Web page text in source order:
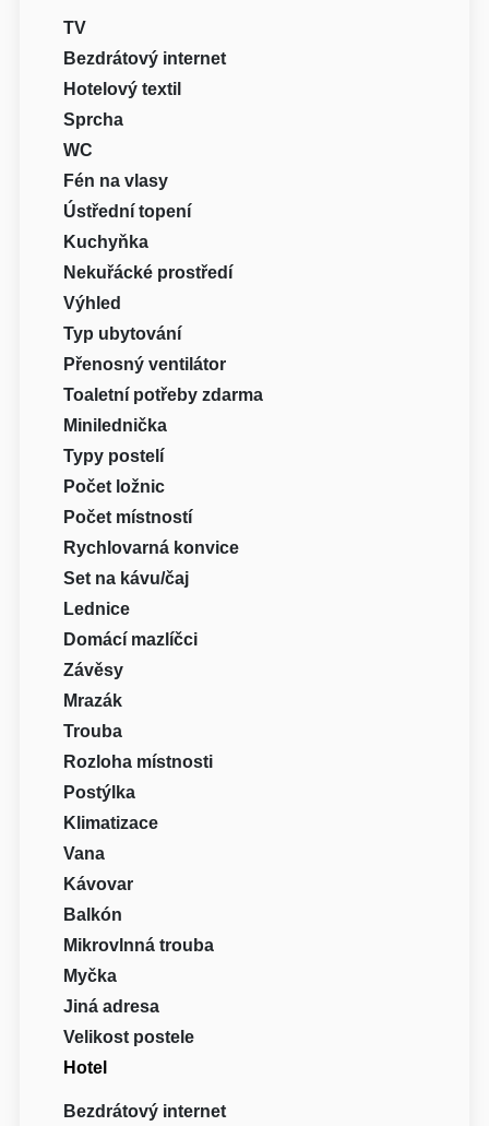
TV
Bezdrátový internet
Hotelový textil
Sprcha
WC
Fén na vlasy
Ústřední topení
Kuchyňka
Nekuřácké prostředí
Výhled
Typ ubytování
Přenosný ventilátor
Toaletní potřeby zdarma
Minilednička
Typy postelí
Počet ložnic
Počet místností
Rychlovarná konvice
Set na kávu/čaj
Lednice
Domácí mazlíčci
Závěsy
Mrazák
Trouba
Rozloha místnosti
Postýlka
Klimatizace
Vana
Kávovar
Balkón
Mikrovlnná trouba
Myčka
Jiná adresa
Velikost postele
Hotel
Bezdrátový internet